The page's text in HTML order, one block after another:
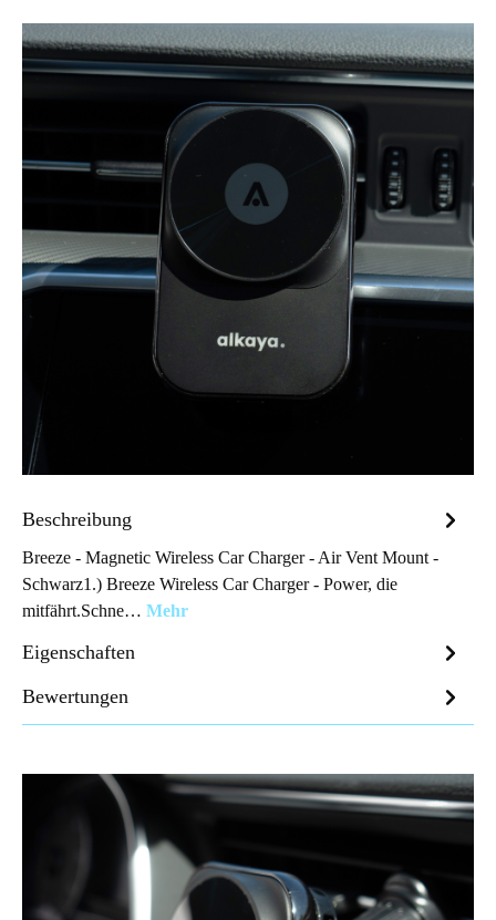
Beschreibung
Breeze - Magnetic Wireless Car Charger - Air Vent Mount -
Schwarz1.) Breeze Wireless Car Charger - Power, die
mitfährt.Schne… Mehr
Eigenschaften
Bewertungen